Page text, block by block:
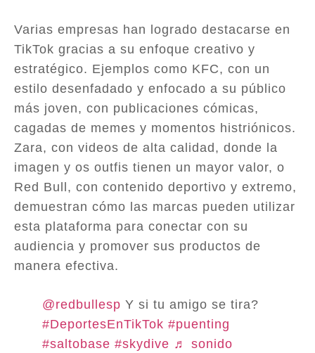
Varias empresas han logrado destacarse en
TikTok gracias a su enfoque creativo y
estratégico. Ejemplos como KFC, con un
estilo desenfadado y enfocado a su público
más joven, con publicaciones cómicas,
cagadas de memes y momentos histriónicos.
Zara, con videos de alta calidad, donde la
imagen y os outfis tienen un mayor valor, o
Red Bull, con contenido deportivo y extremo,
demuestran cómo las marcas pueden utilizar
esta plataforma para conectar con su
audiencia y promover sus productos de
manera efectiva.
@redbullesp Y si tu amigo se tira?
#DeportesEnTikTok #puenting
#saltobase #skydive ♬ sonido